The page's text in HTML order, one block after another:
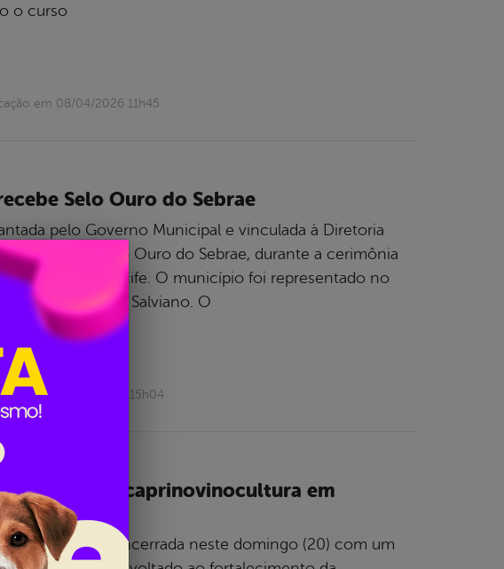
o curso
em 08/04/2026 11h45
Selo Ouro do Sebrae
pelo Governo Municipal e vinculada à Diretoria
com o Selo Ouro do Sebrae, durante a cerimônia
realizada em Recife. O município foi representado no
Rayssa Salviano. O
em 04/02/2026 15h04
e fortalece a caprinovinocultura em
de Itapetim foi encerrada neste domingo (20) com um